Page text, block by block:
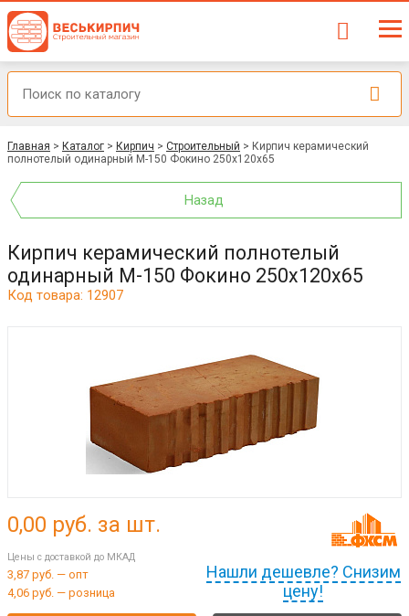
Главная > Каталог > Кирпич > Строительный > Кирпич керамический
полнотелый одинарный М-150 Фокино 250x120x65
Назад
Кирпич керамический полнотелый
одинарный М-150 Фокино 250x120x65
Код товара: 12907
Нашли дешевле? Снизим
цену!
0,00 руб. за шт.
Цены с доставкой до МКАД
3,87 руб. — опт
4,06 руб. — розница